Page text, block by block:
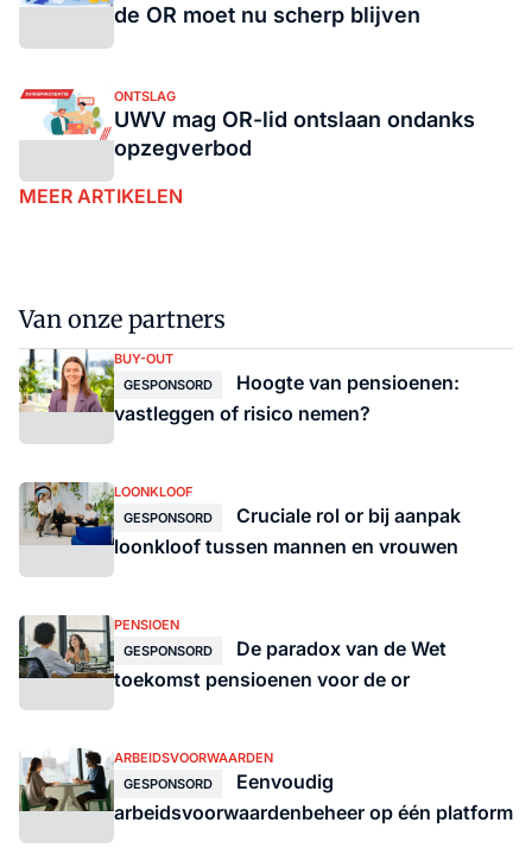
de OR moet nu scherp blijven
ONTSLAG
UWV mag OR-lid ontslaan ondanks
opzegverbod
MEER ARTIKELEN
Van onze partners
BUY-OUT
GESPONSORD
Hoogte van pensioenen:
vastleggen of risico nemen?
LOONKLOOF
GESPONSORD
Cruciale rol or bij aanpak
loonkloof tussen mannen en vrouwen
PENSIOEN
GESPONSORD
De paradox van de Wet
toekomst pensioenen voor de or
ARBEIDSVOORWAARDEN
GESPONSORD
Eenvoudig
arbeidsvoorwaardenbeheer op één platform